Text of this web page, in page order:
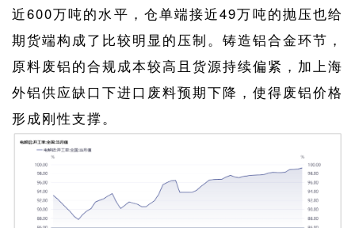
近600万吨的水平，仓单端接近49万吨的抛压也给
期货端构成了比较明显的压制。铸造铝合金环节，
原料废铝的合规成本较高且货源持续偏紧，加上海
外铝供应缺口下进口废料预期下降，使得废铝价格
形成刚性支撑。